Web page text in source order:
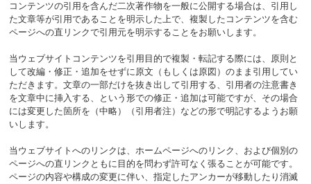
コンテンツの引用を含んだ二次著作物を一般に公開する場合は、引用し
た文章等が引用であることを明示した上で、複製したコンテンツを含む
ページへの直リンクで引用元を明示することをお願いします。
当ウェブサイトコンテンツを引用目的で複製・転記する際には、原則と
して改編・修正・追加をせずに原文（もしくは原図）のまま引用してい
ただきます。文章の一部だけを抜き出して引用する、引用者の注意書き
を文章中に挿入する、という形での修正・追加は可能ですが、その場合
には変更した箇所を（中略）（引用者注）などの形で明記するようお願
いします。
当ウェブサイトへのリンクは、ホームページへのリンク、および個別の
ページへの直リンクともに目的を問わず許可なく張ることが可能です。
ページの内容や構成の変更に伴い、指定したアンカーが移動したり消滅